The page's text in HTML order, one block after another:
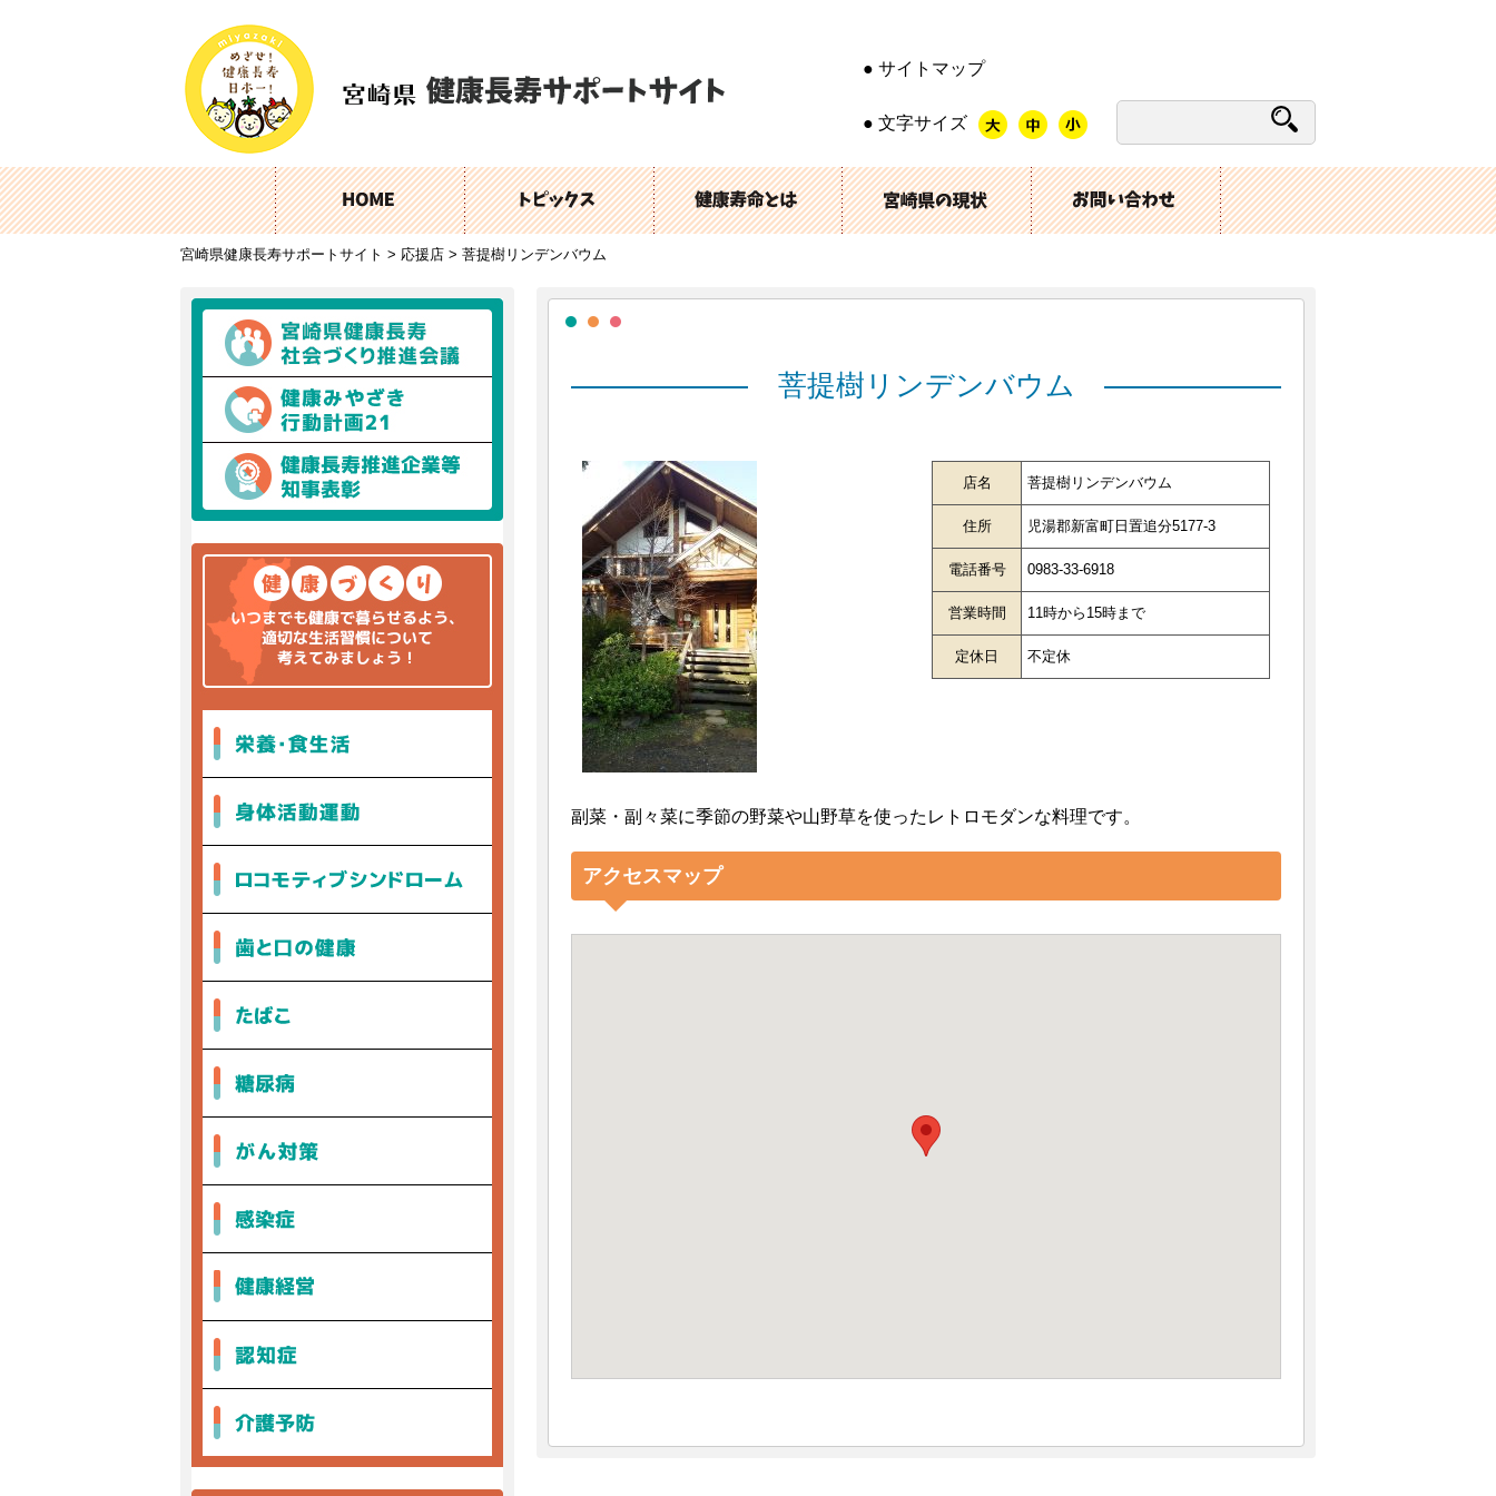
サイトマップ
文字サイズ
宮崎県健康長寿サポートサイト > 応援店 > 菩提樹リンデンバウム
菩提樹リンデンバウム
店名 菩提樹リンデンバウム
住所 児湯郡新富町日置追分5177-3
電話番号 0983-33-6918
営業時間 11時から15時まで
定休日 不定休
副菜・副々菜に季節の野菜や山野草を使ったレトロモダンな料理です。
アクセスマップ